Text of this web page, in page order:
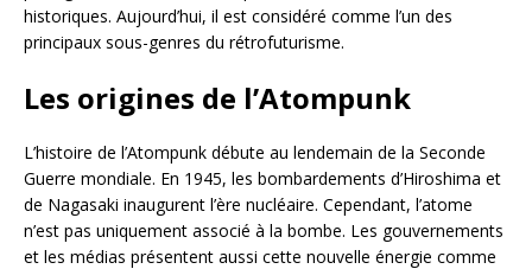
historiques. Aujourd’hui, il est considéré comme l’un des
principaux sous-genres du rétrofuturisme.
Les origines de l’Atompunk
L’histoire de l’Atompunk débute au lendemain de la Seconde
Guerre mondiale. En 1945, les bombardements d’Hiroshima et
de Nagasaki inaugurent l’ère nucléaire. Cependant, l’atome
n’est pas uniquement associé à la bombe. Les gouvernements
et les médias présentent aussi cette nouvelle énergie comme